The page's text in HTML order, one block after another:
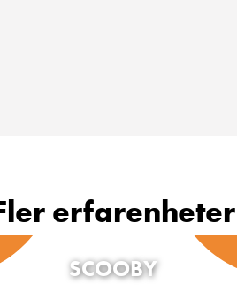
erfarenheter
SCOOBY